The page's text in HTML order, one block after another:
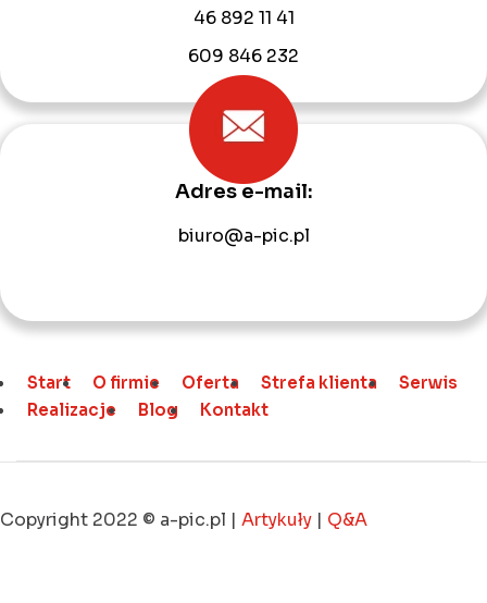
46 892 11 41
609 846 232
Adres e-mail:
biuro@a-pic.pl
Start O firmie Oferta Strefa klienta
Serwis
Realizacje
Blog Kontakt
Copyright 2022 © a-pic.pl | Artykuły | Q&A